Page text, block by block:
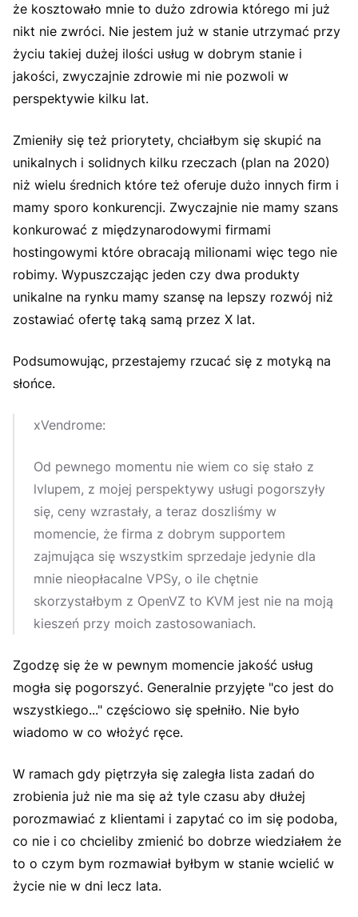
że kosztowało mnie to dużo zdrowia którego mi już
nikt nie zwróci. Nie jestem już w stanie utrzymać przy
życiu takiej dużej ilości usług w dobrym stanie i
jakości, zwyczajnie zdrowie mi nie pozwoli w
perspektywie kilku lat.
Zmieniły się też priorytety, chciałbym się skupić na
unikalnych i solidnych kilku rzeczach (plan na 2020)
niż wielu średnich które też oferuje dużo innych firm i
mamy sporo konkurencji. Zwyczajnie nie mamy szans
konkurować z międzynarodowymi firmami
hostingowymi które obracają milionami więc tego nie
robimy. Wypuszczając jeden czy dwa produkty
unikalne na rynku mamy szansę na lepszy rozwój niż
zostawiać ofertę taką samą przez X lat.
Podsumowując, przestajemy rzucać się z motyką na
słońce.
xVendrome:
Od pewnego momentu nie wiem co się stało z
lvlupem, z mojej perspektywy usługi pogorszyły
się, ceny wzrastały, a teraz doszliśmy w
momencie, że firma z dobrym supportem
zajmująca się wszystkim sprzedaje jedynie dla
mnie nieopłacalne VPSy, o ile chętnie
skorzystałbym z OpenVZ to KVM jest nie na moją
kieszeń przy moich zastosowaniach.
Zgodzę się że w pewnym momencie jakość usług
mogła się pogorszyć. Generalnie przyjęte "co jest do
wszystkiego..." częściowo się spełniło. Nie było
wiadomo w co włożyć ręce.
W ramach gdy piętrzyła się zaległa lista zadań do
zrobienia już nie ma się aż tyle czasu aby dłużej
porozmawiać z klientami i zapytać co im się podoba,
co nie i co chcieliby zmienić bo dobrze wiedziałem że
to o czym bym rozmawiał byłbym w stanie wcielić w
życie nie w dni lecz lata.